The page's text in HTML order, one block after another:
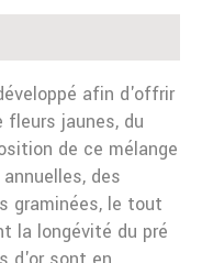
afin d'offrir
fleurs jaunes, du
de ce mélange
des
graminées, le tout
la longévité du pré